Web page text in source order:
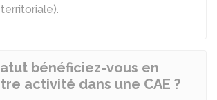
.
bénéficiez-vous en
activité dans une CAE ?